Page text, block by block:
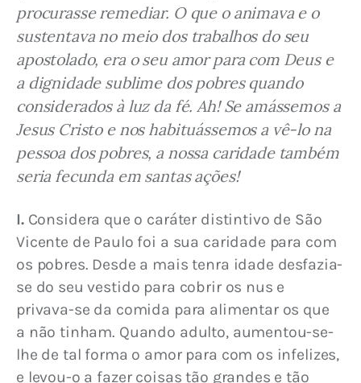
procurasse remediar. O que o animava e o
sustentava no meio dos trabalhos do seu
apostolado, era o seu amor para com Deus e
a dignidade sublime dos pobres quando
considerados à luz da fé. Ah! Se amássemos a
Jesus Cristo e nos habituássemos a vê-lo na
pessoa dos pobres, a nossa caridade também
seria fecunda em santas ações!
I. Considera que o caráter distintivo de São
Vicente de Paulo foi a sua caridade para com
os pobres. Desde a mais tenra idade desfazia-
se do seu vestido para cobrir os nus e
privava-se da comida para alimentar os que
a não tinham. Quando adulto, aumentou-se-
lhe de tal forma o amor para com os infelizes,
e levou-o a fazer coisas tão grandes e tão